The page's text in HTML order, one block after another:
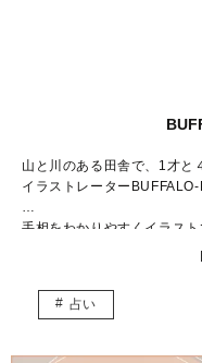
山と川のある田舎で、1才と
イラストレーター
手相をわかりやすくイラス
毎日【お仕事・家事・育児
よろしくお願い致します
占い